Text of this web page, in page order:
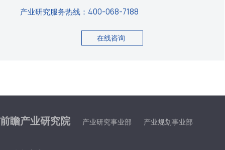
产业研究服务热线： 400-068-7188
在线咨询
前瞻产业研究院 产业研究事业部 产业规划事业部